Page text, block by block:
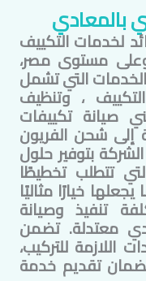
بالمعادي
لخدمات التكييف
مستوى مصر،
التي تشمل
، وتنظيف
صيانة تكييفات
إلى شحن الفريون
بتوفير حلول
تتطلب تخطيطًا
خيارًا مثاليًا
تنفيذ وصيانة
معتدلة. تضمن
اللازمة للتركيب،
تقديم خدمة